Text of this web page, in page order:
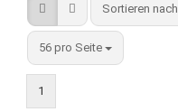
Sortieren nach
Sortieren nach
56 pro Seite
pro Seite
1